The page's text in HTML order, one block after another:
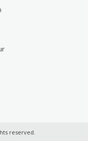
reserved.